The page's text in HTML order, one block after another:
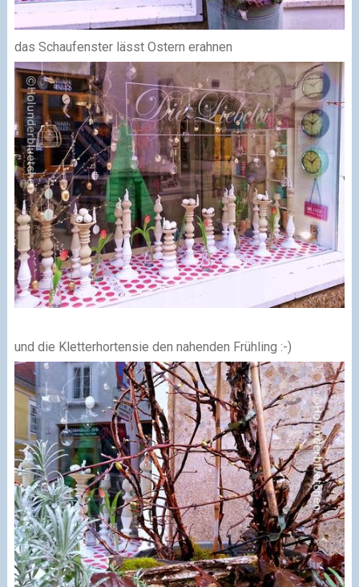
das Schaufenster lässt Ostern erahnen
und die Kletterhortensie den nahenden Frühling :-)